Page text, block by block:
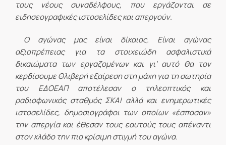
τους νέους συναδέλφους, που εργάζονται σε
ειδησεογραφικές ιστοσελίδες και απεργούν.
Ο αγώνας μας είναι δίκαιος. Είναι αγώνας
αξιοπρέπειας για τα στοιχειώδη ασφαλιστικά
δικαιώματα των εργαζομένων και γι’ αυτό θα τον
κερδίσουμε Θλιβερή εξαίρεση στη μάχη για τη σωτηρία
του ΕΔΟΕΑΠ αποτέλεσαν ο τηλεοπτικός και
ραδιοφωνικός σταθμός ΣΚΑΙ αλλά και ενημερωτικές
ιστοσελίδες, δημοσιογράφοι των οποίων «έσπασαν»
την απεργία και έθεσαν τους εαυτούς τους απέναντι
στον κλάδο την πιο κρίσιμη στιγμή του αγώνα.